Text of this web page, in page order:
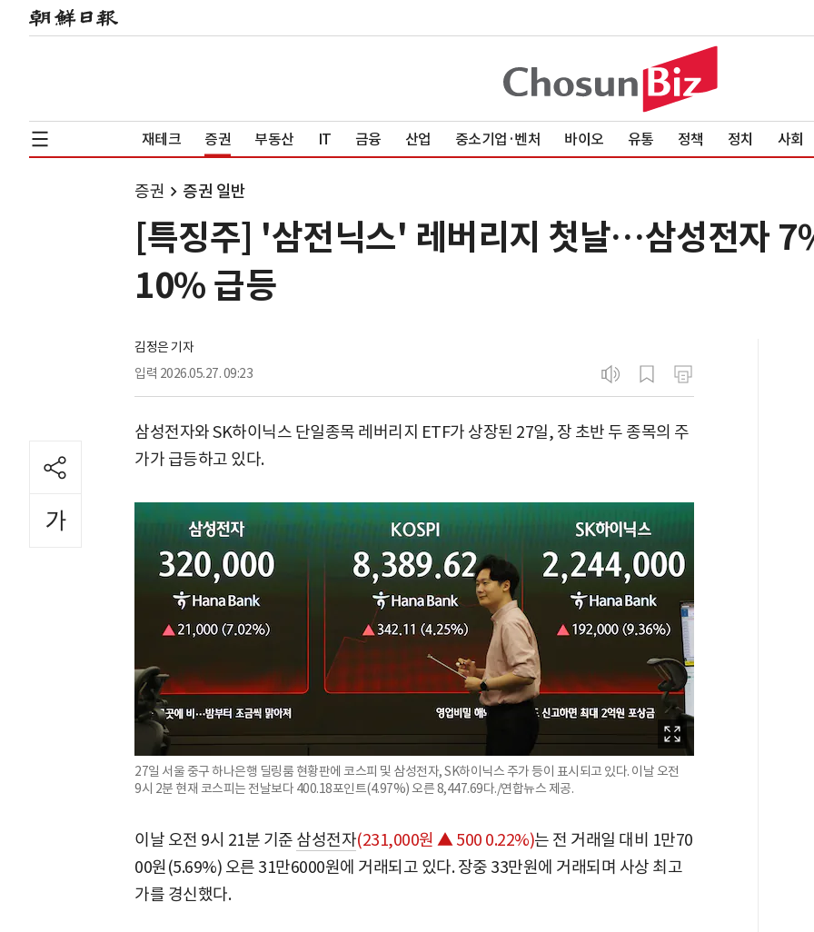
재테크 증권 부동산 IT 금융 산업 중소기업·벤처 바이오 유통 정책 정치 사회
증권 증권 일반
[특징주] '삼전닉스' 레버리지 첫날…삼성전자
10% 급등
김정은 기자
입력 2026.05.27. 09:23
삼성전자와 SK하이닉스 단일종목 레버리지 ETF가 상장된 27일, 장 초반 두 종목의 주
가가 급등하고 있다.
27일 서울 중구 하나은행 딜링룸 현황판에 코스피 및 삼성전자, SK하이닉스 주가 등이 표시되고 있다. 이날 오전
9시 2분 현재 코스피는 전날보다 400.18포인트(4.97%) 오른 8,447.69다./연합뉴스 제공.
이날 오전 9시 21분 기준 삼성전자(231,000원 ▲ 500 0.22%)는 전 거래일 대비 1만70
00원(5.69%) 오른 31만6000원에 거래되고 있다. 장중 33만원에 거래되며 사상 최고
가를 경신했다.